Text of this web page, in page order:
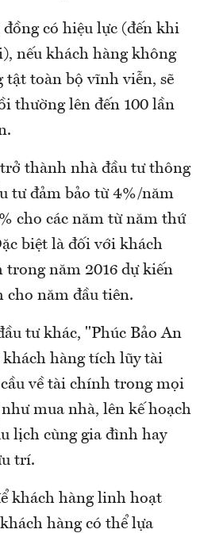
có hiệu lực (đến khi
nếu khách hàng không
toàn bộ vĩnh viễn, sẽ
thường lên đến 100 lần
thành nhà đầu tư thông
tư đảm bảo từ 4%/năm
cho các năm từ năm thứ
biệt là đối với khách
trong năm 2016 dự kiến
cho năm đầu tiên.
tư khác, "Phúc Bảo An
hàng tích lũy tài
về tài chính trong mọi
mua nhà, lên kế hoạch
lịch cùng gia đình hay
trí.
khách hàng linh hoạt
hàng có thể lựa